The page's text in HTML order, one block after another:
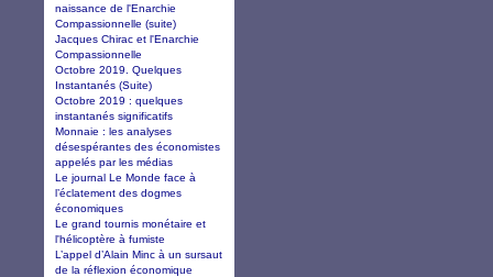
naissance de l'Enarchie
Compassionnelle (suite)
Jacques Chirac et l'Enarchie
Compassionnelle
Octobre 2019. Quelques
Instantanés (Suite)
Octobre 2019 : quelques
instantanés significatifs
Monnaie : les analyses
désespérantes des économistes
appelés par les médias
Le journal Le Monde face à
l’éclatement des dogmes
économiques
Le grand tournis monétaire et
l'hélicoptère à fumiste
L’appel d’Alain Minc à un sursaut
de la réflexion économique